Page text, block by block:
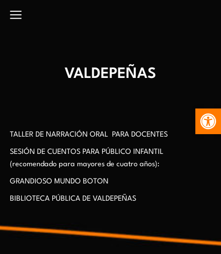
VALDEPEÑAS
TALLER DE NARRACIÓN ORAL PARA DOCENTES
SESIÓN DE CUENTOS PARA PÚBLICO INFANTIL
(recomendado para mayores de cuatro años):
GRANDIOSO MUNDO BOTON
BIBLIOTECA PÚBLICA DE VALDEPEÑAS